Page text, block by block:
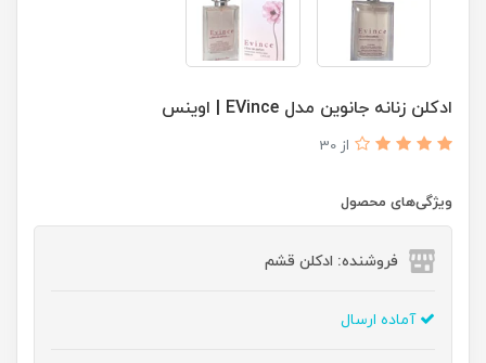
ادكلن زنانه جانوين مدل EVince | اوينس
از 30
ویژگی‌های محصول
فروشنده: ادکلن قشم
آماده ارسال